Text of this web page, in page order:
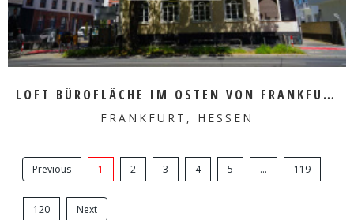
LOFT BÜROFLÄCHE IM OSTEN VON FRANKFURT ZU VERMIETEN
FRANKFURT, HESSEN
Previous 1 2 3 4 5 ... 119
120 Next